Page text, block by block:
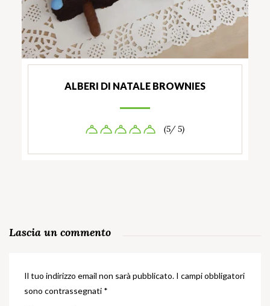
ALBERI DI NATALE BROWNIES
(5/ 5)
Lascia un commento
Il tuo indirizzo email non sarà pubblicato. I campi obbligatori
sono contrassegnati *